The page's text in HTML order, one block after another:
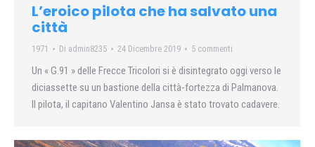
L’eroico pilota che ha salvato una
città
1971 Di admin8235 24 Dicembre 2019 5 commenti
Un « G.91 » delle Frecce Tricolori si è disintegrato oggi verso le
diciassette su un bastione della città-fortezza di Palmanova.
Il pilota, il capitano Valentino Jansa è stato trovato cadavere.